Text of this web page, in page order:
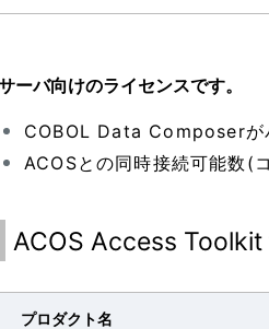
ーバ向けのライセンスです。
COBOL Data Composerが
ACOSとの同時接続可能数(
ACOS Access
プロダクト名